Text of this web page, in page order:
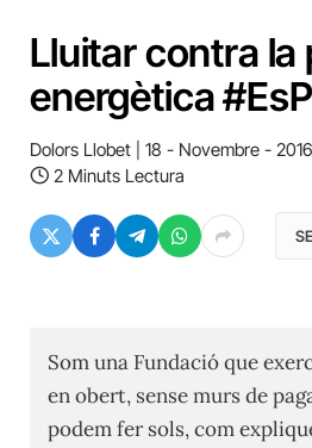
Lluitar contra la
energètica
Dolors Llobet
18 - Novembre - 2016
2 Minuts Lectura
Som una Fundació que
en obert, sense murs de
podem fer sols, com